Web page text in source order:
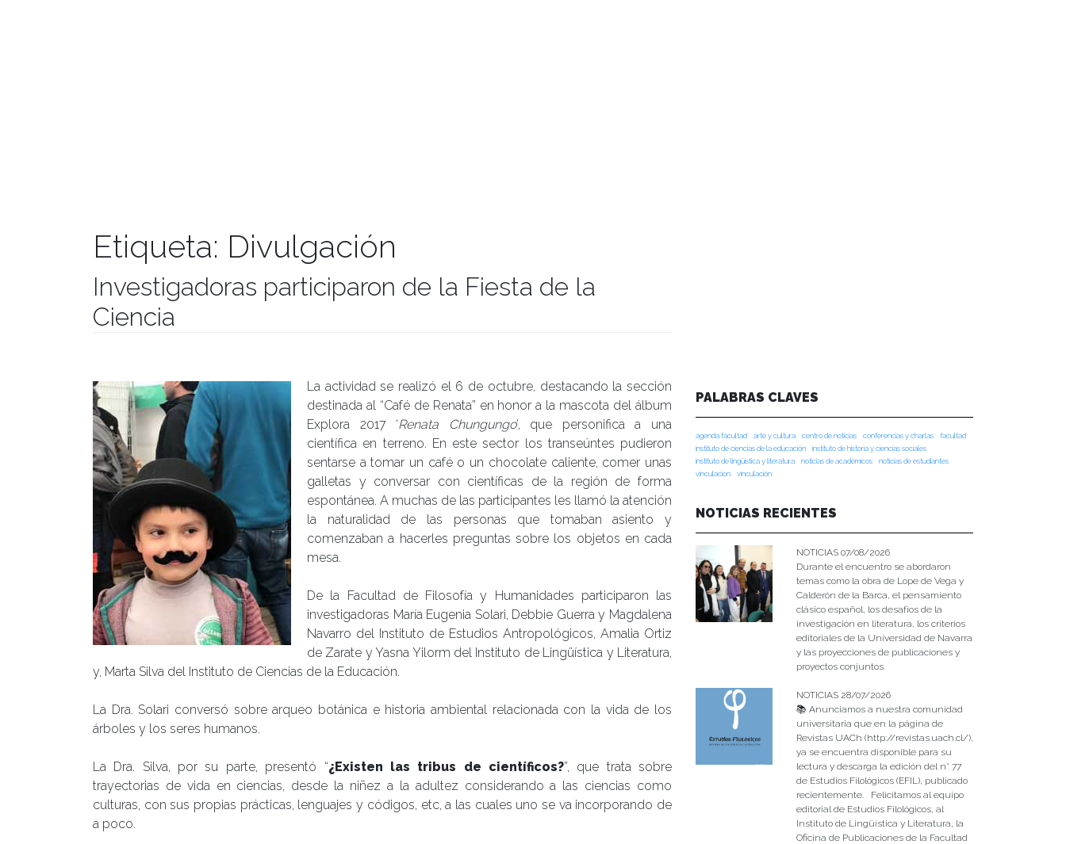
Etiqueta: Divulgación
Investigadoras participaron de la Fiesta de la
Ciencia
La actividad se realizó el 6 de octubre, destacando la sección
destinada al “Café de Renata” en honor a la mascota del álbum
Explora 2017 ‘Renata Chungungo’, que personifica a una
científica en terreno. En este sector los transeúntes pudieron
sentarse a tomar un café o un chocolate caliente, comer unas
galletas y conversar con científicas de la región de forma
espontánea. A muchas de las participantes les llamó la atención
la naturalidad de las personas que tomaban asiento y
comenzaban a hacerles preguntas sobre los objetos en cada
mesa.
De la Facultad de Filosofía y Humanidades participaron las
investigadoras María Eugenia Solari, Debbie Guerra y Magdalena
Navarro del Instituto de Estudios Antropológicos, Amalia Ortiz
de Zarate y Yasna Yilorm del Instituto de Lingüística y Literatura,
y, Marta Silva del Instituto de Ciencias de la Educación.
La Dra. Solari conversó sobre arqueo botánica e historia ambiental relacionada con la vida de los
árboles y los seres humanos.
La Dra. Silva, por su parte, presentó “¿Existen las tribus de científicos?”, que trata sobre
trayectorias de vida en ciencias, desde la niñez a la adultez considerando a las ciencias como
culturas, con sus propias prácticas, lenguajes y códigos, etc, a las cuales uno se va incorporando de
a poco.
PALABRAS CLAVES
agenda facultad arte y cultura centro de noticias conferencias y charlas
facultad
instituto de ciencias de la educación
instituto de historia y ciencias sociales
instituto de lingüística y literatura
noticias de académicos
noticias de estudiantes
vinculacion
vinculación
NOTICIAS RECIENTES
NOTICIAS 07/08/2026
Durante el encuentro se abordaron
temas como la obra de Lope de Vega y
Calderón de la Barca, el pensamiento
clásico español, los desafíos de la
investigación en literatura, los criterios
editoriales de la Universidad de Navarra
y las proyecciones de publicaciones y
proyectos conjuntos.
NOTICIAS 28/07/2026
📚 Anunciamos a nuestra comunidad
universitaria que en la página de
Revistas UACh (http://revistas.uach.cl/),
ya se encuentra disponible para su
lectura y descarga la edición del n° 77
de Estudios Filológicos (EFIL), publicado
recientemente. Felicitamos al equipo
editorial de Estudios Filológicos, al
Instituto de Lingüística y Literatura, la
Oficina de Publicaciones de la Facultad